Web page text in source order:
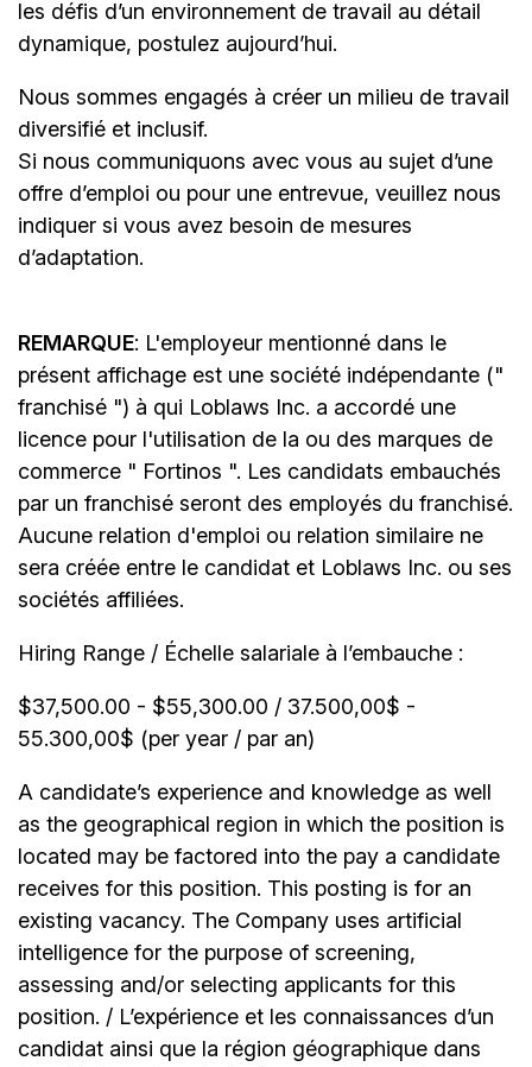
les défis d’un environnement de travail au détail
dynamique, postulez aujourd’hui.
Nous sommes engagés à créer un milieu de travail
diversifié et inclusif.
Si nous communiquons avec vous au sujet d’une
offre d’emploi ou pour une entrevue, veuillez nous
indiquer si vous avez besoin de mesures
d’adaptation.
REMARQUE: L'employeur mentionné dans le
présent affichage est une société indépendante ("
franchisé ") à qui Loblaws Inc. a accordé une
licence pour l'utilisation de la ou des marques de
commerce " Fortinos ". Les candidats embauchés
par un franchisé seront des employés du franchisé.
Aucune relation d'emploi ou relation similaire ne
sera créée entre le candidat et Loblaws Inc. ou ses
sociétés affiliées.
Hiring Range / Échelle salariale à l’embauche :
$37,500.00 - $55,300.00 / 37.500,00$ -
55.300,00$ (per year / par an)
A candidate’s experience and knowledge as well
as the geographical region in which the position is
located may be factored into the pay a candidate
receives for this position. This posting is for an
existing vacancy. The Company uses artificial
intelligence for the purpose of screening,
assessing and/or selecting applicants for this
position. / L’expérience et les connaissances d’un
candidat ainsi que la région géographique dans